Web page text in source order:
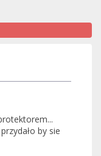
by sie